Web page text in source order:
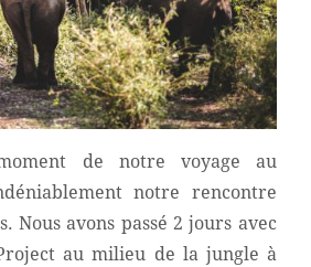
de notre voyage au
notre rencontre
Nous avons passé 2 jours avec
au milieu de la jungle à